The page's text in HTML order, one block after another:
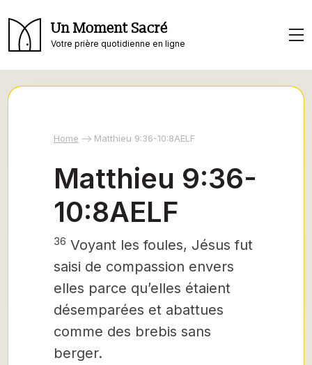
Un Moment Sacré
Votre prière quotidienne en ligne
Home Matthieu 9:36-10:8AELF
Matthieu 9:36-
10:8AELF
36 Voyant les foules, Jésus fut
saisi de compassion envers
elles parce qu’elles étaient
désemparées et abattues
comme des brebis sans
berger.